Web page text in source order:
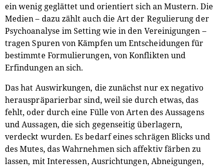
ein wenig geglättet und orientiert sich an Mustern. Die
Medien – dazu zählt auch die Art der Regulierung der
Psychoanalyse im Setting wie in den Vereinigungen –
tragen Spuren von Kämpfen um Entscheidungen für
bestimmte Formulierungen, von Konflikten und
Erfindungen an sich.
Das hat Auswirkungen, die zunächst nur ex negativo
herauspräparierbar sind, weil sie durch etwas, das
fehlt, oder durch eine Fülle von Arten des Aussagens
und Aussagen, die sich gegenseitig überlagern,
verdeckt wurden. Es bedarf eines schrägen Blicks und
des Mutes, das Wahrnehmen sich affektiv färben zu
lassen, mit Interessen, Ausrichtungen, Abneigungen,